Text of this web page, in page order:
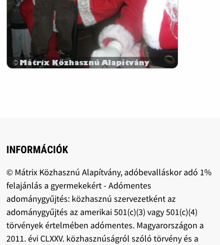
INFORMÁCIÓK
© Mátrix Közhasznú Alapítvány, adóbevalláskor adó 1%
felajánlás a gyermekekért - Adómentes
adománygyűjtés: közhasznú szervezetként az
adománygyűjtés az amerikai 501(c)(3) vagy 501(c)(4)
törvények értelmében adómentes. Magyarországon a
2011. évi CLXXV. közhasznúságról szóló törvény és a